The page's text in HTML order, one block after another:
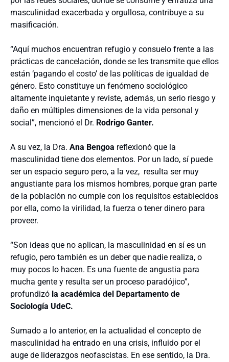
masculinidad exacerbada y orgullosa, contribuye a su
masificación.
“Aquí muchos encuentran refugio y consuelo frente a las
prácticas de cancelación, donde se les transmite que ellos
están ‘pagando el costo’ de las políticas de igualdad de
género. Esto constituye un fenómeno sociológico
altamente inquietante y reviste, además, un serio riesgo y
daño en múltiples dimensiones de la vida personal y
social”, mencionó el Dr. Rodrigo Ganter.
A su vez, la Dra. Ana Bengoa reflexionó que la
masculinidad tiene dos elementos. Por un lado, sí puede
ser un espacio seguro pero, a la vez, resulta ser muy
angustiante para los mismos hombres, porque gran parte
de la población no cumple con los requisitos establecidos
por ella, como la virilidad, la fuerza o tener dinero para
proveer.
“Son ideas que no aplican, la masculinidad en sí es un
refugio, pero también es un deber que nadie realiza, o
muy pocos lo hacen. Es una fuente de angustia para
mucha gente y resulta ser un proceso paradójico”,
profundizó la académica del Departamento de
Sociología UdeC.
Sumado a lo anterior, en la actualidad el concepto de
masculinidad ha entrado en una crisis, influido por el
auge de liderazgos neofascistas. En ese sentido, la Dra.